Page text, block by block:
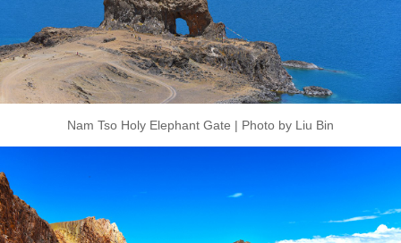
Nam Tso Holy Elephant Gate | Photo by Liu Bin